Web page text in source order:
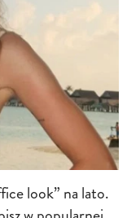
look” na lato.